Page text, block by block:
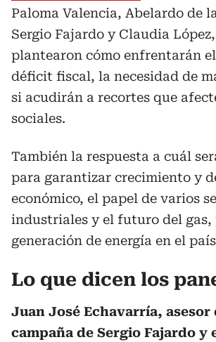
Paloma Valencia, Abelardo de
Sergio Fajardo y Claudia
plantearon cómo enfrentarán
déficit fiscal, la necesidad de
si acudirán a recortes que
sociales.
También la respuesta a cuál
para garantizar crecimiento y
económico, el papel de varios
industriales y el futuro del gas,
generación de energía en el
Lo que dicen los
Juan José Echavarría, asesor
campaña de Sergio Fajardo y